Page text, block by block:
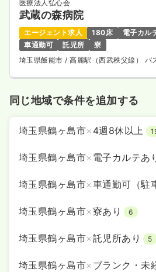
医療法人弘心会
武蔵の森病院
エージェント求人 180床
電子カル
車通勤可
託児所
寮
埼玉県飯能市/ 高麗駅（西武秩父線） バ
同じ地域で条件を追加する
埼玉県鶴ヶ島市× 4週8休以上
埼玉県鶴ヶ島市× 電子カルテあ
埼玉県鶴ヶ島市×車通勤可（駐
埼玉県鶴ヶ島市×寮あり 6
埼玉県鶴ヶ島市×託児所あり 5
埼玉県鶴ヶ島市× ブランク・未